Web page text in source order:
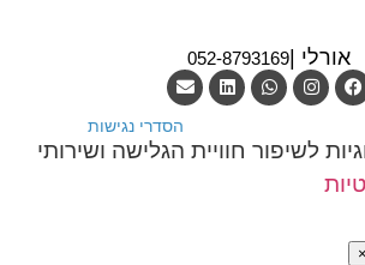
אורלי |052-8793169
הסדרי נגישות
לשיפור חוויית הגלישה ושירותי
×